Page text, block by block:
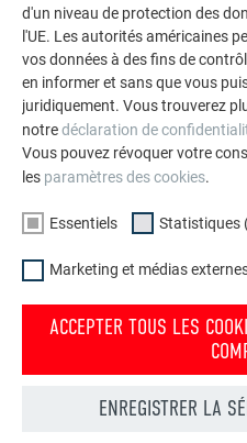
d'un niveau de protection des
l'UE. Les autorités américaines
vos données à des fins de
en informer et sans que vous
juridiquement. Vous trouverez
notredéclaration de
Vous pouvez révoquer votre
les paramètres des cookies.
Essentiels Statistiques
Marketing et médias
ACCEPTER TOUS LES
ENREGISTRER LA